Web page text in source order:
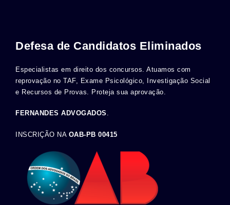
Defesa de Candidatos Eliminados
Especialistas em direito dos concursos. Atuamos com
reprovação no TAF, Exame Psicológico, Investigação Social
e Recursos de Provas. Proteja sua aprovação.
FERNANDES ADVOGADOS .
INSCRIÇÃO NA OAB-PB 00415